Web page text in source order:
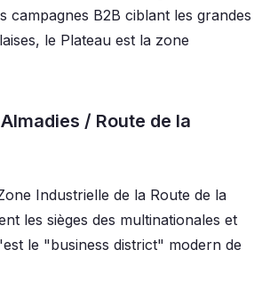
campagnes B2B ciblant les grandes
le Plateau est la zone
/ Route de la
Industrielle de la Route de la
les sièges des multinationales et
le "business district" modern de